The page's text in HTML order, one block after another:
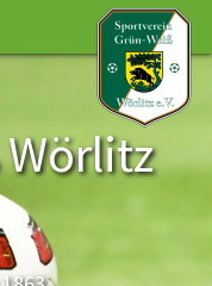
Wörlitz